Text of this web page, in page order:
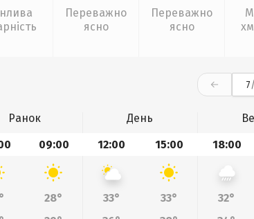
Переважно
ясно
Переважно
ясно
7
Ранок День
09:00 12:00 15:00 18:00
28° 33° 33° 32°